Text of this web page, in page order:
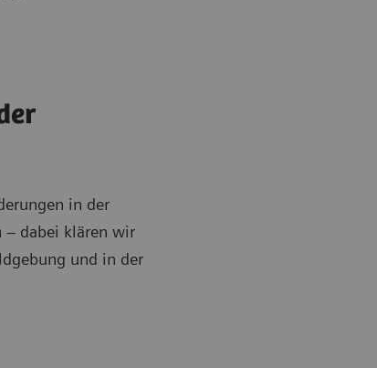
in der
– dabei klären wir
und in der